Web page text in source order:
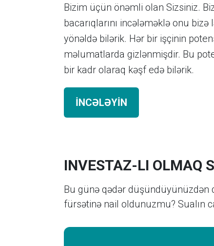
Bizim üçün önəmli olan Sizsiniz.
bacarıqlarını incələməklə onu
yönəldə bilərik. Hər bir işçinin
məlumatlarda gizlənmişdir. Bu
bir kadr olaraq kəşf edə bilərik.
İNCƏLƏYİN
INVESTAZ-LI OLMAQ
Bu günə qədər düşündüyünüzdən
fürsətinə nail oldunuzmu? Sualın